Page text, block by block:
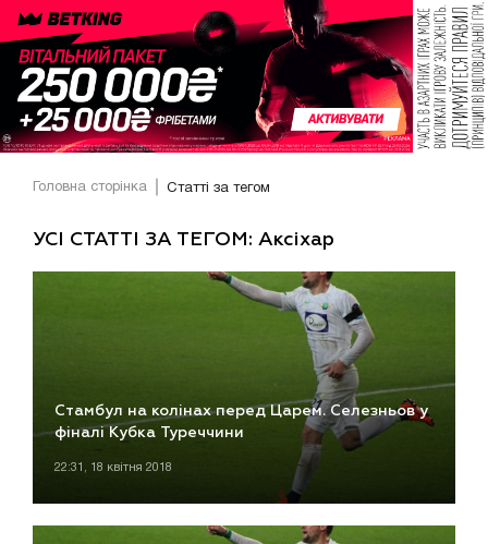
Головна сторінка Статті за тегом
УСІ СТАТТІ ЗА ТЕГОМ: Аксіхар
Стамбул на колінах перед Царем. Селезньов у
фіналі Кубка Туреччини
22:31, 18 квітня 2018